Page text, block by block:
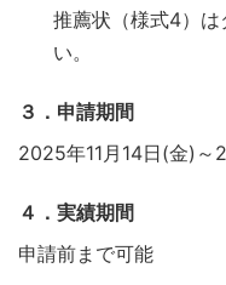
推薦状（様式4）は
い。
３．申請期間
2025年11月14日(金)
４．実績期間
申請前まで可能